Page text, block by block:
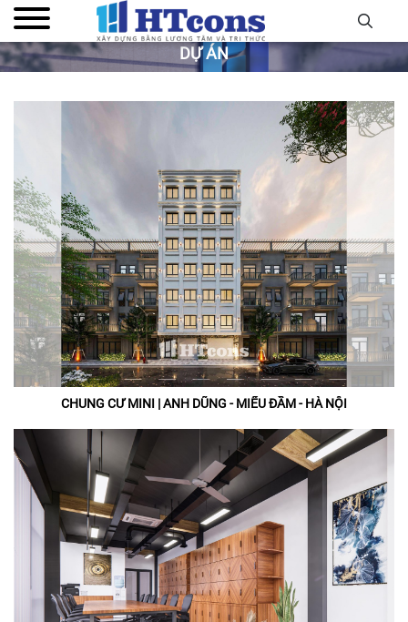
DỰ ÁN
CHUNG CƯ MINI | ANH DŨNG - MIẾU ĐẦM - HÀ NỘI